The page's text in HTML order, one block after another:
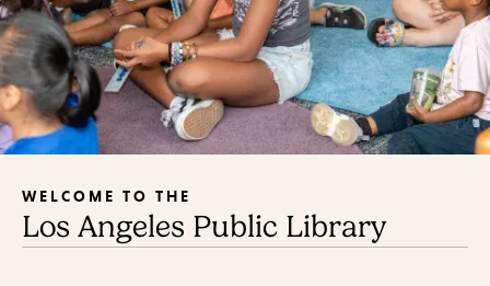
WELCOME TO THE
Los Angeles Public Library